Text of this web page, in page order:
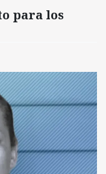
para los